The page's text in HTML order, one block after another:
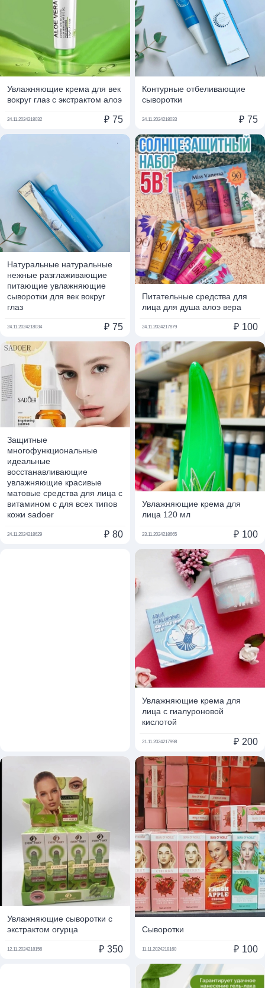
Увлажняющие крема для век
вокруг глаз с экстрактом алоэ
24.11.2024218032 ₽ 75
Контурные отбеливающие
сыворотки
24.11.2024218033 ₽ 75
Натуральные натуральные
нежные разглаживающие
питающие увлажняющие
сыворотки для век вокруг
глаз
24.11.2024218034 ₽ 75
Питательные средства для
лица для душа алоэ вера
24.11.2024217879 ₽ 100
Защитные
многофункциональные
идеальные
восстанавливающие
увлажняющие красивые
матовые средства для лица с
витамином с для всех типов
кожи sadoer
24.11.2024218629 ₽ 80
Увлажняющие крема для
лица 120 мл
23.11.2024218665 ₽ 100
Увлажняющие крема для
лица с гиалуроновой
кислотой
21.11.2024217998 ₽ 200
Увлажняющие сыворотки с
экстрактом огурца
12.11.2024218156 ₽ 350
Сыворотки
11.11.2024218160 ₽ 100